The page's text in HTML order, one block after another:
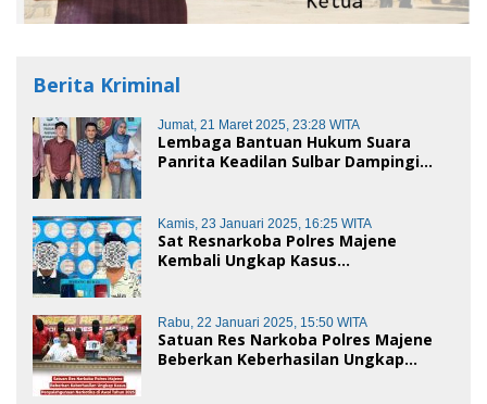
Berita Kriminal
Jumat, 21 Maret 2025, 23:28 WITA
Lembaga Bantuan Hukum Suara
Panrita Keadilan Sulbar Dampingi
Polman
Kamis, 23 Januari 2025, 16:25 WITA
Sat Resnarkoba Polres Majene
Kembali Ungkap Kasus
Rabu, 22 Januari 2025, 15:50 WITA
Satuan Res Narkoba Polres Majene
Beberkan Keberhasilan Ungkap